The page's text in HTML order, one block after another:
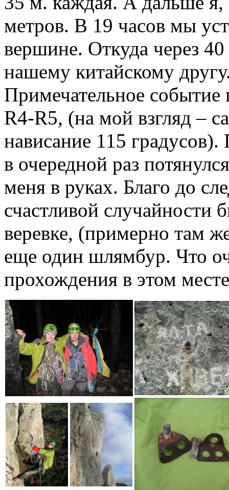
метров. В 19 часов мы
вершине. Откуда через
нашему китайскому
Примечательное событие
R4-R5, (на мой взгляд –
нависание 115
в очередной раз
меня в руках. Благо до
счастливой случайности
веревке, (примерно там
еще один шлямбур. Что
прохождения в этом